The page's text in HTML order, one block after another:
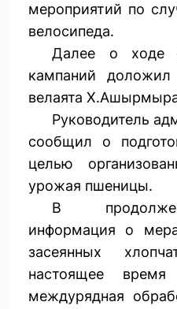
мероприятий по
велосипеда.
Далее о ходе
кампаний доложил
велаята
Руководитель
сообщил о
целью
урожая пшеницы.
В
информация о
засеянных
настоящее время
междурядная